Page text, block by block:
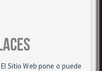
Sitio Web pone o puede